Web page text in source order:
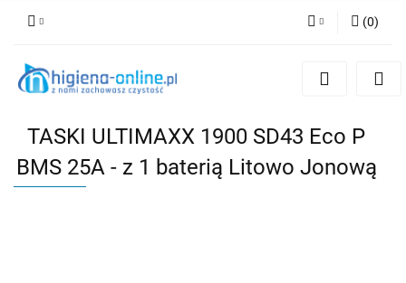
Zaloguj się
(0)
TASKI ULTIMAXX 1900 SD43 Eco P
BMS 25A - z 1 baterią Litowo Jonową